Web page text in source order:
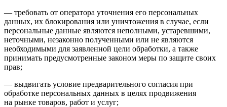
— требовать от оператора уточнения его персональных
данных, их блокирования или уничтожения в случае, если
персональные данные являются неполными, устаревшими,
неточными, незаконно полученными или не являются
необходимыми для заявленной цели обработки, а также
принимать предусмотренные законом меры по защите своих
прав;
— выдвигать условие предварительного согласия при
обработке персональных данных в целях продвижения
на рынке товаров, работ и услуг;